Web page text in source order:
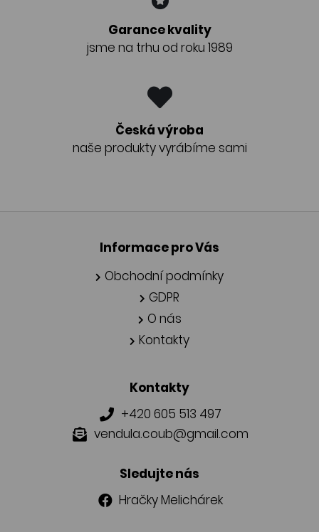
Garance kvality
jsme na trhu od roku 1989
Česká výroba
naše produkty vyrábíme sami
Informace pro Vás
Obchodní podmínky
GDPR
O nás
Kontakty
Kontakty
+420 605 513 497
vendula.coub@gmail.com
Sledujte nás
Hračky Melichárek